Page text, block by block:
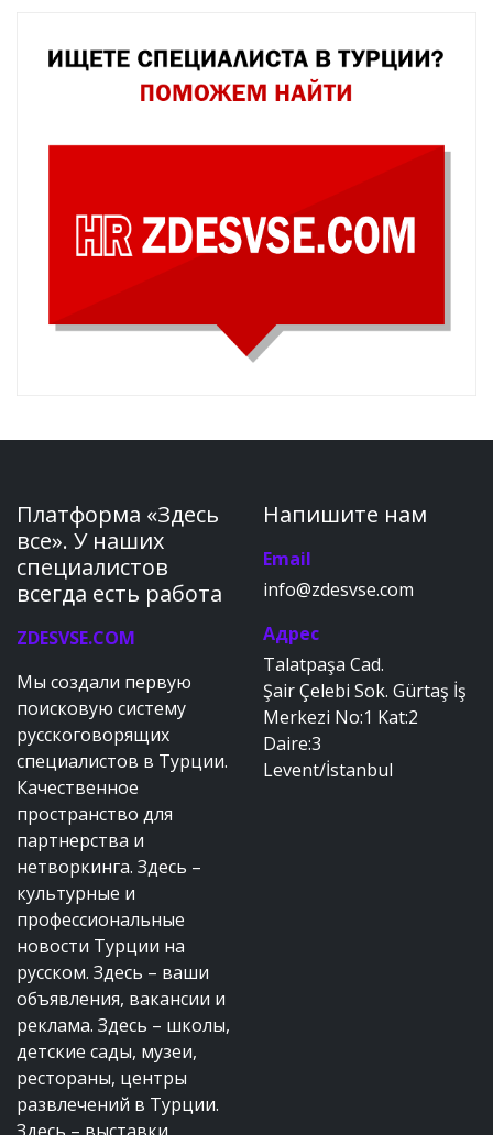
Платформа «Здесь
все». У наших
специалистов
всегда есть работа
ZDESVSE.COM
Мы создали первую
поисковую систему
русскоговорящих
специалистов в Турции.
Качественное
пространство для
партнерства и
нетворкинга. Здесь –
культурные и
профессиональные
новости Турции на
русском. Здесь – ваши
объявления, вакансии и
реклама. Здесь – школы,
детские сады, музеи,
рестораны, центры
развлечений в Турции.
Напишите нам
Email
info@zdesvse.com
Адрес
Talatpaşa Cad.
Şair Çelebi Sok. Gürtaş İş
Merkezi No:1 Kat:2
Daire:3
Levent/İstanbul